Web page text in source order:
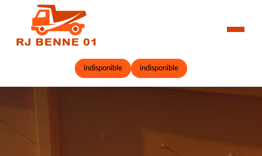
indisponible indisponible